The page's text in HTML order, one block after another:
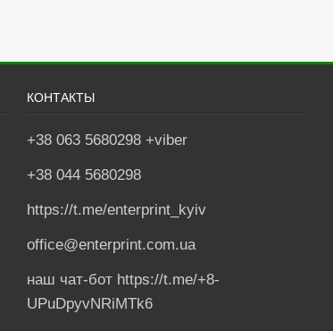
КОНТАКТЫ
+38 063 5680298 +viber
+38 044 5680298
https://t.me/enterprint_kyiv
office@enterprint.com.ua
наш чат-бот https://t.me/+8-
UPuDpyvNRiMTk6